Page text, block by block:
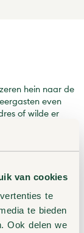
van cookies
te
te bieden
Ook delen we
hein naar de
even
of wilde er
bij de
dat het voor
klaar om
blijft.
receptie die